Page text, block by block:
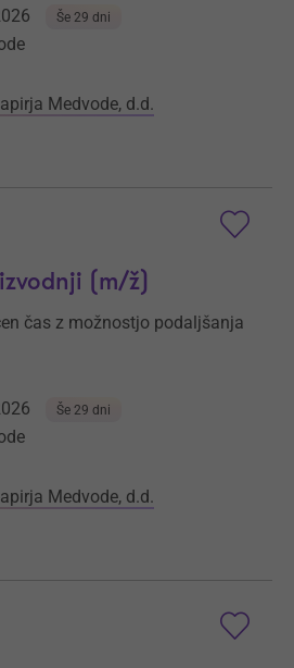
Še 29 dni
Medvode, d.d.
(m/ž)
čas z možnostjo podaljšanja
Še 29 dni
Medvode, d.d.